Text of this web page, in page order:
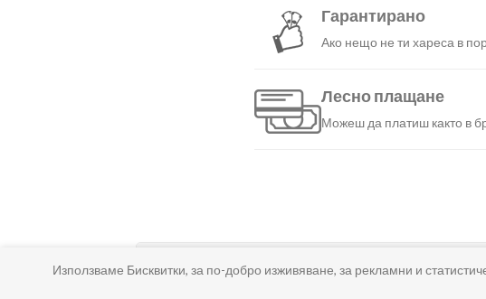
Гарантирано
Ако нещо не ти хареса в
Лесно плащане
Можеш да платиш както в
КОЛКО ВРЕМЕ ОТНЕМА ДОСТАВКАТА?
Използваме Бисквитки, за по-добро изживяване, за рекламни и